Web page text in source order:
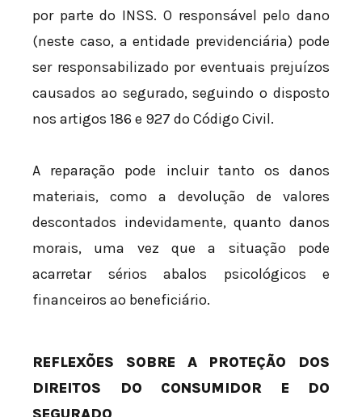
por parte do INSS. O responsável pelo dano
(neste caso, a entidade previdenciária) pode
ser responsabilizado por eventuais prejuízos
causados ao segurado, seguindo o disposto
nos artigos 186 e 927 do Código Civil.
A reparação pode incluir tanto os danos
materiais, como a devolução de valores
descontados indevidamente, quanto danos
morais, uma vez que a situação pode
acarretar sérios abalos psicológicos e
financeiros ao beneficiário.
REFLEXÕES SOBRE A PROTEÇÃO DOS
DIREITOS DO CONSUMIDOR E DO
SEGURADO